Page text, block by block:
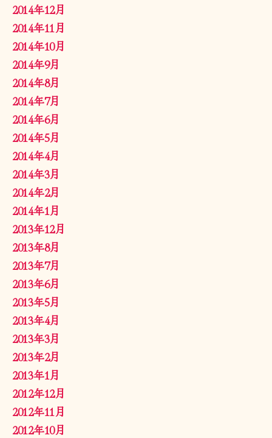
2014年12月
2014年11月
2014年10月
2014年9月
2014年8月
2014年7月
2014年6月
2014年5月
2014年4月
2014年3月
2014年2月
2014年1月
2013年12月
2013年8月
2013年7月
2013年6月
2013年5月
2013年4月
2013年3月
2013年2月
2013年1月
2012年12月
2012年11月
2012年10月